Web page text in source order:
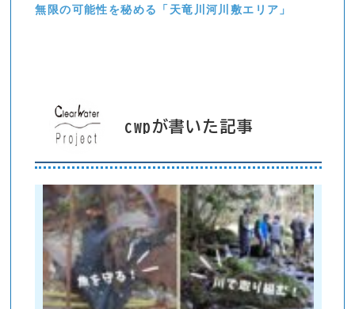
無限の可能性を秘める「天竜川河川敷エリア」
cwpが書いた記事